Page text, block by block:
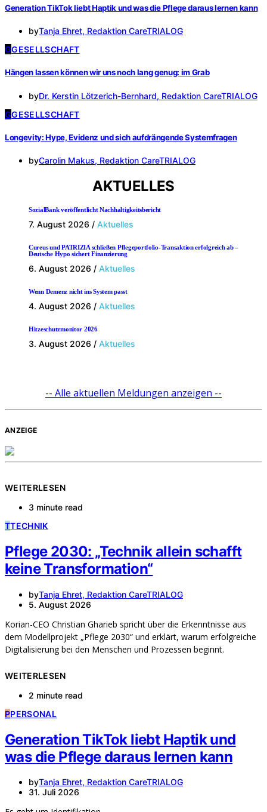
Generation TikTok liebt Haptik und was die Pflege daraus lernen kann
byTanja Ehret, Redaktion CareTRIALOG
GGESELLSCHAFT
Hängen lassen können wir uns noch lang genug: im Grab
byDr. Kerstin Lötzerich-Bernhard, Redaktion CareTRIALOG
GGESELLSCHAFT
Longevity: Hype, Evidenz und sich aufdrängende Systemfragen
byCarolin Makus, Redaktion CareTRIALOG
AKTUELLES
SozialBank veröffentlicht Nachhaltigkeitsbericht
7. August 2026 / Aktuelles
Cureus und PATRIZIA schließen Pflegeportfolio-Transaktion erfolgreich ab –
Deutsche Hypo sichert Finanzierung
6. August 2026 / Aktuelles
Wenn Demenz nicht ins System passt
4. August 2026 / Aktuelles
Hitzeschutzmonitor 2026
3. August 2026 / Aktuelles
-- Alle aktuellen Meldungen anzeigen --
ANZEIGE
WEITERLESEN
3 minute read
TTECHNIK
Pflege 2030: „Technik allein schafft
keine Transformation“
byTanja Ehret, Redaktion CareTRIALOG
5. August 2026
Korian-CEO Christian Gharieb spricht über die Erkenntnisse aus
dem Modellprojekt „Pflege 2030“ und erklärt, warum erfolgreiche
Digitalisierung bei den Menschen und Prozessen beginnt.
WEITERLESEN
2 minute read
PPERSONAL
Generation TikTok liebt Haptik und
was die Pflege daraus lernen kann
byTanja Ehret, Redaktion CareTRIALOG
31. Juli 2026